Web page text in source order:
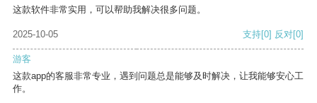
这款软件非常实用，可以帮助我解决很多问题。
2025-10-05 支持[0] 反对[0]
游客
这款app的客服非常专业，遇到问题总是能够及时解决，让我能够安心工
作。